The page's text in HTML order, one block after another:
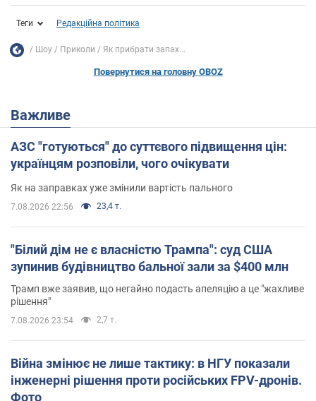
Теги Редакційна політика
Шоу Приколи Як прибрати запах...
Повернутися на головну OBOZ
Важливе
АЗС "готуються" до суттєвого підвищення цін:
українцям розповіли, чого очікувати
Як на заправках уже змінили вартість пального
7.08.2026 22:56 23,4 т.
"Білий дім не є власністю Трампа": суд США
зупинив будівництво бальної зали за $400 млн
Трамп вже заявив, що негайно подасть апеляцію а це "жахливе
рішення"
7.08.2026 23:54 2,7 т.
Війна змінює не лише тактику: в НГУ показали
інженерні рішення проти російських FPV-дронів.
Фото